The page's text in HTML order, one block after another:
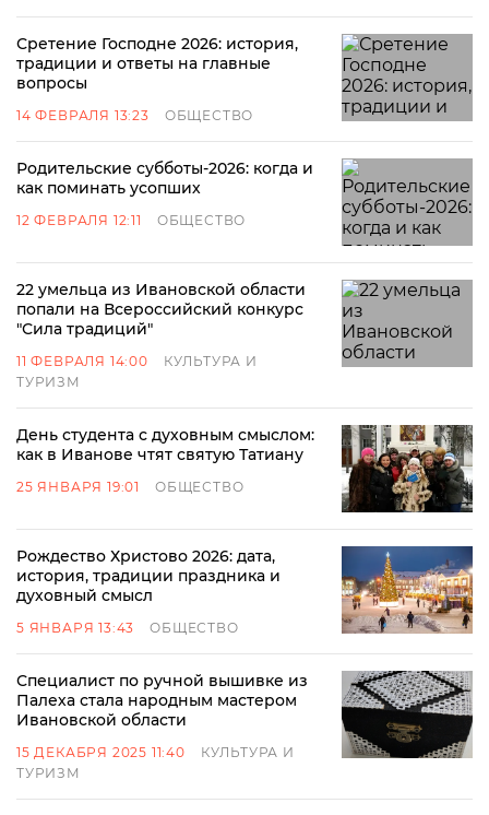
Сретение Господне 2026: история,
традиции и ответы на главные
вопросы
14 ФЕВРАЛЯ 13:23 ОБЩЕСТВО
Родительские субботы-2026: когда и
как поминать усопших
12 ФЕВРАЛЯ 12:11 ОБЩЕСТВО
22 умельца из Ивановской области
попали на Всероссийский конкурс
"Сила традиций"
11 ФЕВРАЛЯ 14:00
КУЛЬТУРА И
ТУРИЗМ
День студента с духовным смыслом:
как в Иванове чтят святую Татиану
25 ЯНВАРЯ 19:01 ОБЩЕСТВО
Рождество Христово 2026: дата,
история, традиции праздника и
духовный смысл
5 ЯНВАРЯ 13:43 ОБЩЕСТВО
Специалист по ручной вышивке из
Палеха стала народным мастером
Ивановской области
15 ДЕКАБРЯ 2025 11:40
КУЛЬТУРА И
ТУРИЗМ